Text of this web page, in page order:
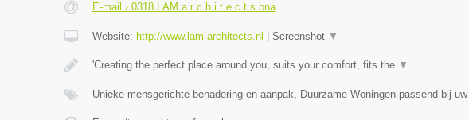
E-mail › 0318 LAM a r c h i t e c t s bna
Website: http://www.lam-architects.nl Screenshot ▼
'Creating the perfect place around you, suits your comfort, fits the ▼
Unieke mensgerichte benadering en aanpak, Duurzame Woningen passend bij uw